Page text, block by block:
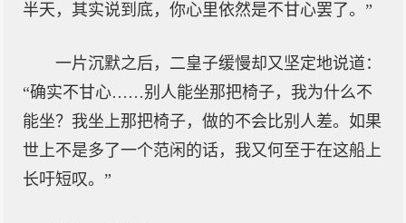
半天，其实说到底，你心里依然是不甘心罢了。”
一片沉默之后，二皇子缓慢却又坚定地说道：
“确实不甘心……别人能坐那把椅子，我为什么不
能坐？我坐上那把椅子，做的不会比别人差。如果
世上不是多了一个范闲的话，我又何至于在这船上
长吁短叹。”